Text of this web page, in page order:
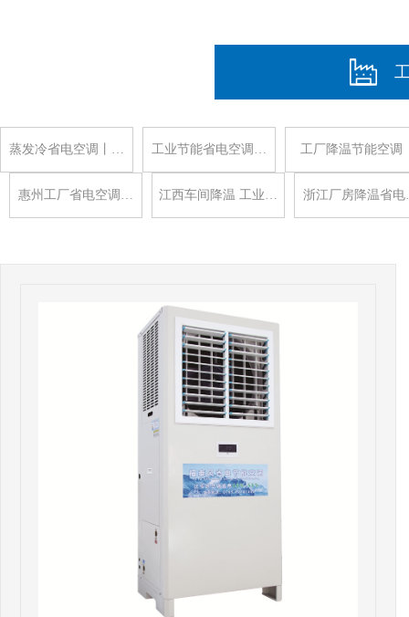
蒸发冷省电空调丨… 工业节能省电空调… 工厂降温节能空调
惠州工厂省电空调… 江西车间降温 工业… 浙江厂房降温省